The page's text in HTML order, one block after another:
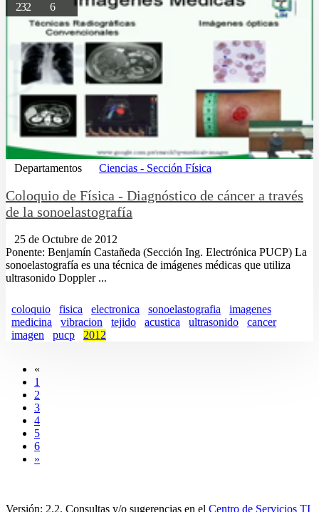
232 6
Departamentos Ciencias - Sección Física
Coloquio de Física - Diagnóstico de cáncer a través
de la sonoelastografía
25 de Octubre de 2012
Ponente: Benjamín Castañeda (Sección Ing. Electrónica PUCP) La
sonoelastografía es una técnica de imágenes médicas que utiliza
ultrasonido Doppler ...
coloquio fisica electronica sonoelastografia
imagenes
medicina
vibracion tejido acustica ultrasonido
cancer
imagen
pucp 2012
«
1
2
3
4
5
6
»
Versión: 2.2. Consultas y/o sugerencias en el Centro de Servicios TI